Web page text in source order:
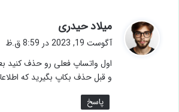
میلاد حیدری
ف
:
آگوست 19, 2023 در 8:59 ق.ظ
اول واتساپ فعلی رو حذف کنید
و قبل حذف بکاپ بگیرید که
پاسخ